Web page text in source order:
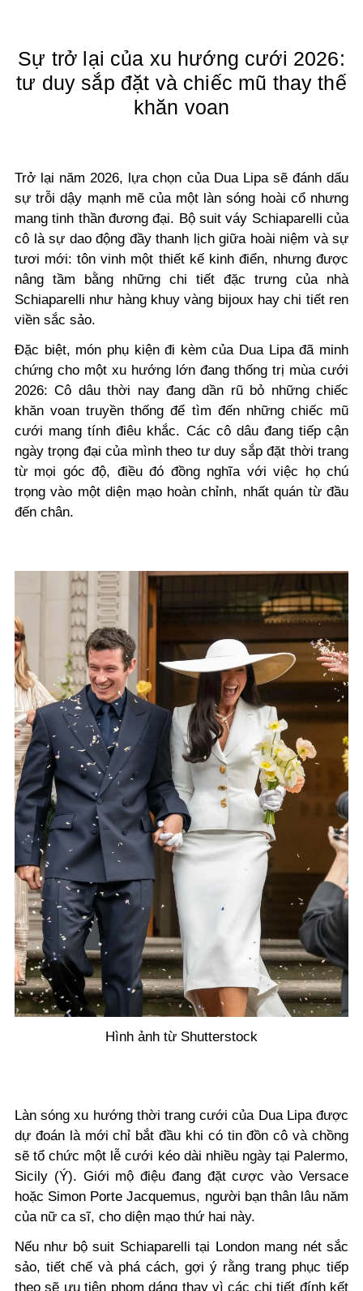
Sự trở lại của xu hướng cưới 2026:
tư duy sắp đặt và chiếc mũ thay thế
khăn voan
Trở lại năm 2026, lựa chọn của Dua Lipa sẽ đánh dấu
sự trỗi dậy mạnh mẽ của một làn sóng hoài cổ nhưng
mang tinh thần đương đại. Bộ suit váy Schiaparelli của
cô là sự dao động đầy thanh lịch giữa hoài niệm và sự
tươi mới: tôn vinh một thiết kế kinh điển, nhưng được
nâng tầm bằng những chi tiết đặc trưng của nhà
Schiaparelli như hàng khuy vàng bijoux hay chi tiết ren
viền sắc sảo.
Đặc biệt, món phụ kiện đi kèm của Dua Lipa đã minh
chứng cho một xu hướng lớn đang thống trị mùa cưới
2026: Cô dâu thời nay đang dần rũ bỏ những chiếc
khăn voan truyền thống để tìm đến những chiếc mũ
cưới mang tính điêu khắc. Các cô dâu đang tiếp cận
ngày trọng đại của mình theo tư duy sắp đặt thời trang
từ mọi góc độ, điều đó đồng nghĩa với việc họ chú
trọng vào một diện mạo hoàn chỉnh, nhất quán từ đầu
đến chân.
Hình ảnh từ Shutterstock
Làn sóng xu hướng thời trang cưới của Dua Lipa được
dự đoán là mới chỉ bắt đầu khi có tin đồn cô và chồng
sẽ tổ chức một lễ cưới kéo dài nhiều ngày tại Palermo,
Sicily (Ý). Giới mộ điệu đang đặt cược vào Versace
hoặc Simon Porte Jacquemus, người bạn thân lâu năm
của nữ ca sĩ, cho diện mạo thứ hai này.
Nếu như bộ suit Schiaparelli tại London mang nét sắc
sảo, tiết chế và phá cách, gợi ý rằng trang phục tiếp
theo sẽ ưu tiên phom dáng thay vì các chi tiết đính kết